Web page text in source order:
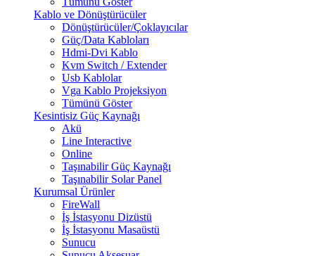
Kablo ve Dönüştürücüler
Dönüştürücüler/Çoklayıcılar
Güç/Data Kabloları
Hdmi-Dvi Kablo
Kvm Switch / Extender
Usb Kablolar
Vga Kablo Projeksiyon
Tümünü Göster
Kesintisiz Güç Kaynağı
Akü
Line Interactive
Online
Taşınabilir Güç Kaynağı
Taşınabilir Solar Panel
Kurumsal Ürünler
FireWall
İş İstasyonu Dizüstü
İş İstasyonu Masaüstü
Sunucu